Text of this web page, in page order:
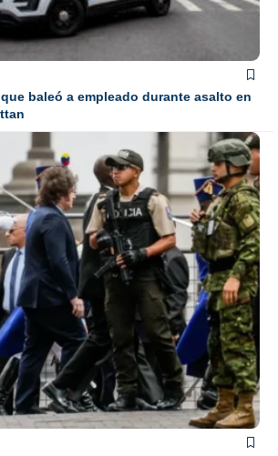
baleó a empleado durante asalto en